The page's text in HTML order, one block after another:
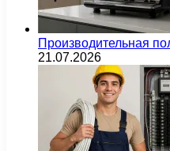
Производительная
21.07.2026